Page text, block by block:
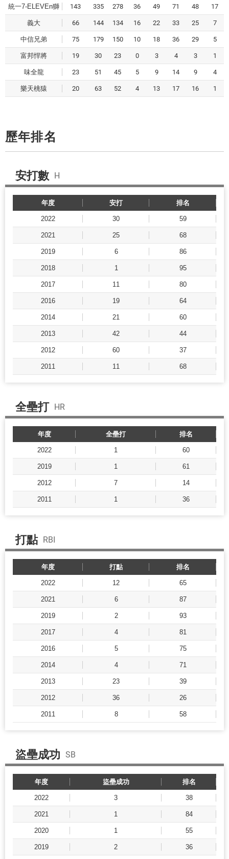
統一7-ELEVEn獅 143 335 278 36 49 71 48 17
義大 66 144 134 16 22 33 25 7
中信兄弟 75 179 150 10 18 36 29 5
富邦悍將 19 30 23 0 3 4 3 1
味全龍 23 51 45 5 9 14 9 4
樂天桃猿 20 63 52 4 13 17 16 1
歷年排名
安打數 H
年度 安打 排名
2022 30 59
2021 25 68
2019 6 86
2018 1 95
2017 11 80
2016 19 64
2014 21 60
2013 42 44
2012 60 37
2011 11 68
全壘打 HR
年度 全壘打 排名
2022 1 60
2019 1 61
2012 7 14
2011 1 36
打點 RBI
年度 打點 排名
2022 12 65
2021 6 87
2019 2 93
2017 4 81
2016 5 75
2014 4 71
2013 23 39
2012 36 26
2011 8 58
盜壘成功 SB
年度 盜壘成功 排名
2022 3 38
2021 1 84
2020 1 55
2019 2 36